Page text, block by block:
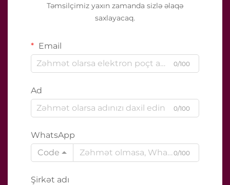
Təmsilçimiz yaxın zamanda sizlə əlaqə
saxlayacaq.
Email
0/100
Ad
0/100
WhatsApp
Code
0/100
Şirkət adı